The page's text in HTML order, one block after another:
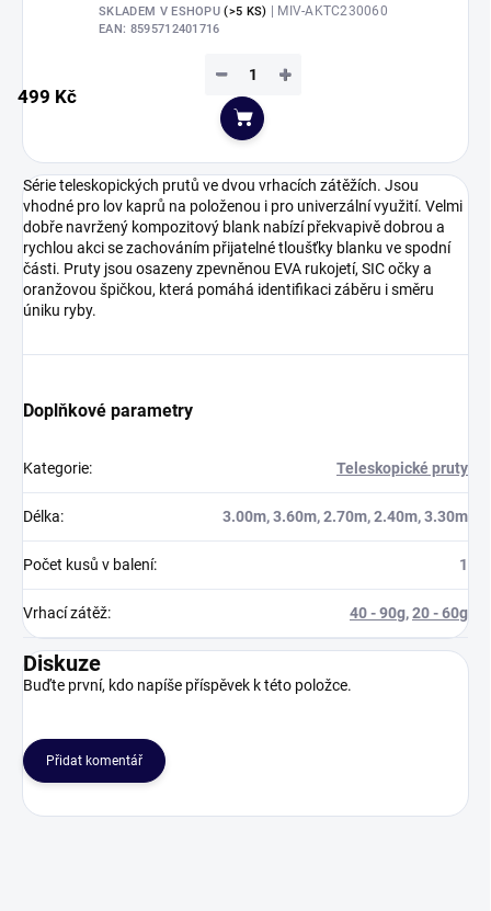
SKLADEM V ESHOPU(>5 KS) | MIV-AKTC230060
EAN: 8595712401716
499 Kč
+
−
Do košíku
Série teleskopických prutů ve dvou vrhacích zátěžích. Jsou
vhodné pro lov kaprů na položenou i pro univerzální využití. Velmi
dobře navržený kompozitový blank nabízí překvapivě dobrou a
rychlou akci se zachováním přijatelné tloušťky blanku ve spodní
části. Pruty jsou osazeny zpevněnou EVA rukojetí, SIC očky a
oranžovou špičkou, která pomáhá identifikaci záběru i směru
úniku ryby.
Doplňkové parametry
Kategorie: Teleskopické pruty
Délka: 3.00m, 3.60m, 2.70m, 2.40m, 3.30m
Počet kusů v balení: 1
Vrhací zátěž: 40 - 90g,20 - 60g
Diskuze
Buďte první, kdo napíše příspěvek k této položce.
Přidat komentář